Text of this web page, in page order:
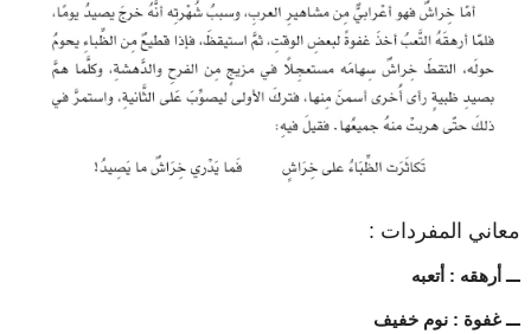
معاني المفردات :
ـــ أرهقه : أتعبه
ـــ غفوة : نوم خفيف